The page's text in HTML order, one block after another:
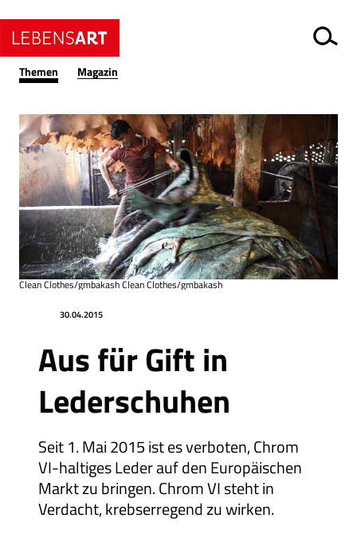
Themen Magazin
Aus für Gift in
Lederschuhen
Seit 1. Mai 2015 ist es verboten, Chrom
VI-haltiges Leder auf den Europäischen
Markt zu bringen. Chrom VI steht in
Verdacht, krebserregend zu wirken.
30.04.2015
Clean Clothes/gmbakash Clean Clothes/gmbakash